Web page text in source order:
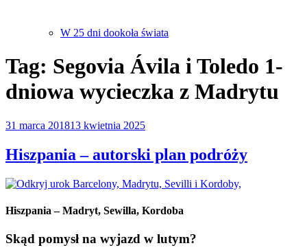
W 25 dni dookoła świata
Tag: Segovia Ávila i Toledo 1-
dniowa wycieczka z Madrytu
Opublikowane
31 marca 201813 kwietnia 2025
Hiszpania – autorski plan podróży
Hiszpania – Madryt, Sewilla, Kordoba
Skąd pomysł na wyjazd w lutym?